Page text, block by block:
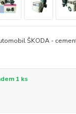
ŠKODA -
1 ks